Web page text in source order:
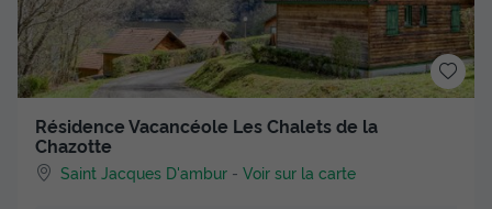
Résidence Vacancéole Les Chalets de la
Chazotte
Saint Jacques D'ambur -Voir sur la carte